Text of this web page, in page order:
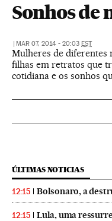
Sonhos de
| MAR 07, 2014 - 20:03 EST
Mulheres de diferentes
filhas em retratos que
cotidiana e os sonhos
ÚLTIMAS NOTICIAS
12:15 Bolsonaro, a
12:15 Lula, uma